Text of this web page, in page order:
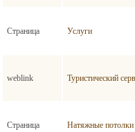
Страница Услуги
weblink Туристический
Страница Натяжные потолки